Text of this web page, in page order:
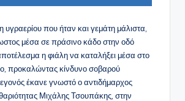
υγραερίου που ήταν και γεμάτη μάλιστα,
μέσα σε πράσινο κάδο στην οδό
η φιάλη να καταλήξει μέσα στο
προκαλώντας κίνδυνο σοβαρού
έκανε γνωστό ο αντιδήμαρχος
Μιχάλης Τσουπάκης, στην